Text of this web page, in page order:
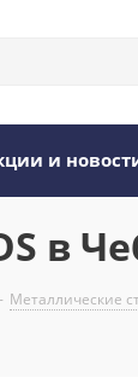
и
в
- Металлические